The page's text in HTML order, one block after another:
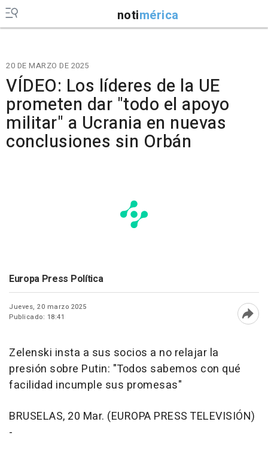
notimérica
20 DE MARZO DE 2025
VÍDEO: Los líderes de la UE
prometen dar "todo el apoyo
militar" a Ucrania en nuevas
conclusiones sin Orbán
Europa Press Política
Jueves, 20 marzo 2025
Publicado: 18:41
Zelenski insta a sus socios a no relajar la
presión sobre Putin: "Todos sabemos con qué
facilidad incumple sus promesas"
BRUSELAS, 20 Mar. (EUROPA PRESS TELEVISIÓN)
-